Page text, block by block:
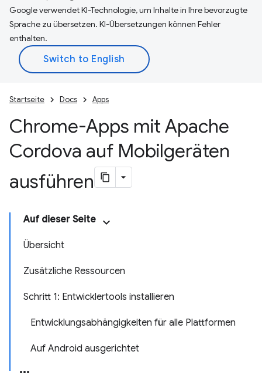
Google verwendet KI-Technologie, um Inhalte in Ihre bevorzugte
Sprache zu übersetzen. KI-Übersetzungen können Fehler
enthalten.
Startseite Docs Apps
Chrome-Apps mit Apache
Cordova auf Mobilgeräten
ausführen
Auf dieser Seite
Übersicht
Zusätzliche Ressourcen
Schritt 1: Entwicklertools installieren
Entwicklungsabhängigkeiten für alle Plattformen
Auf Android ausgerichtet